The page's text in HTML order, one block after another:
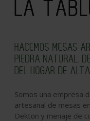
LA
HACEMOS MESAS
PIEDRA NATURAL,
DEL HOGAR DE
Somos una empresa
artesanal de mesas
Dekton y menaje de